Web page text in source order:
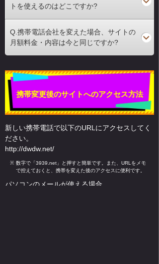
トを使えるのはどこですか?
Q.携帯電話会社を変えた場合、サイトの
月額料金・内容は今と同じですか?
携帯変更後のサイトへのアクセス方法
新しい携帯電話で以下のURLにアクセスしてく
ださい。
http://dwdw.net/
※ 数字で「3939.net」と押すと簡単です。また、URLをメモ
で控えておくと、携帯を変えた後のアクセスに便利です。
パソコンのメールが使える場合、